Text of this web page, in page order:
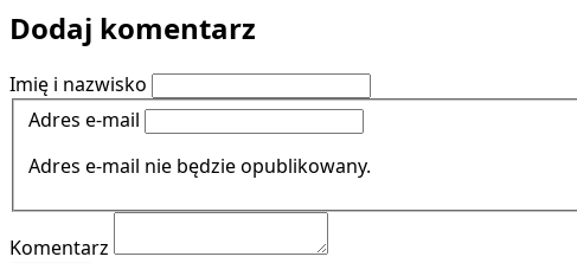
Dodaj komentarz
Imię i nazwisko
Adres e-mail
Adres e-mail nie będzie opublikowany.
Komentarz